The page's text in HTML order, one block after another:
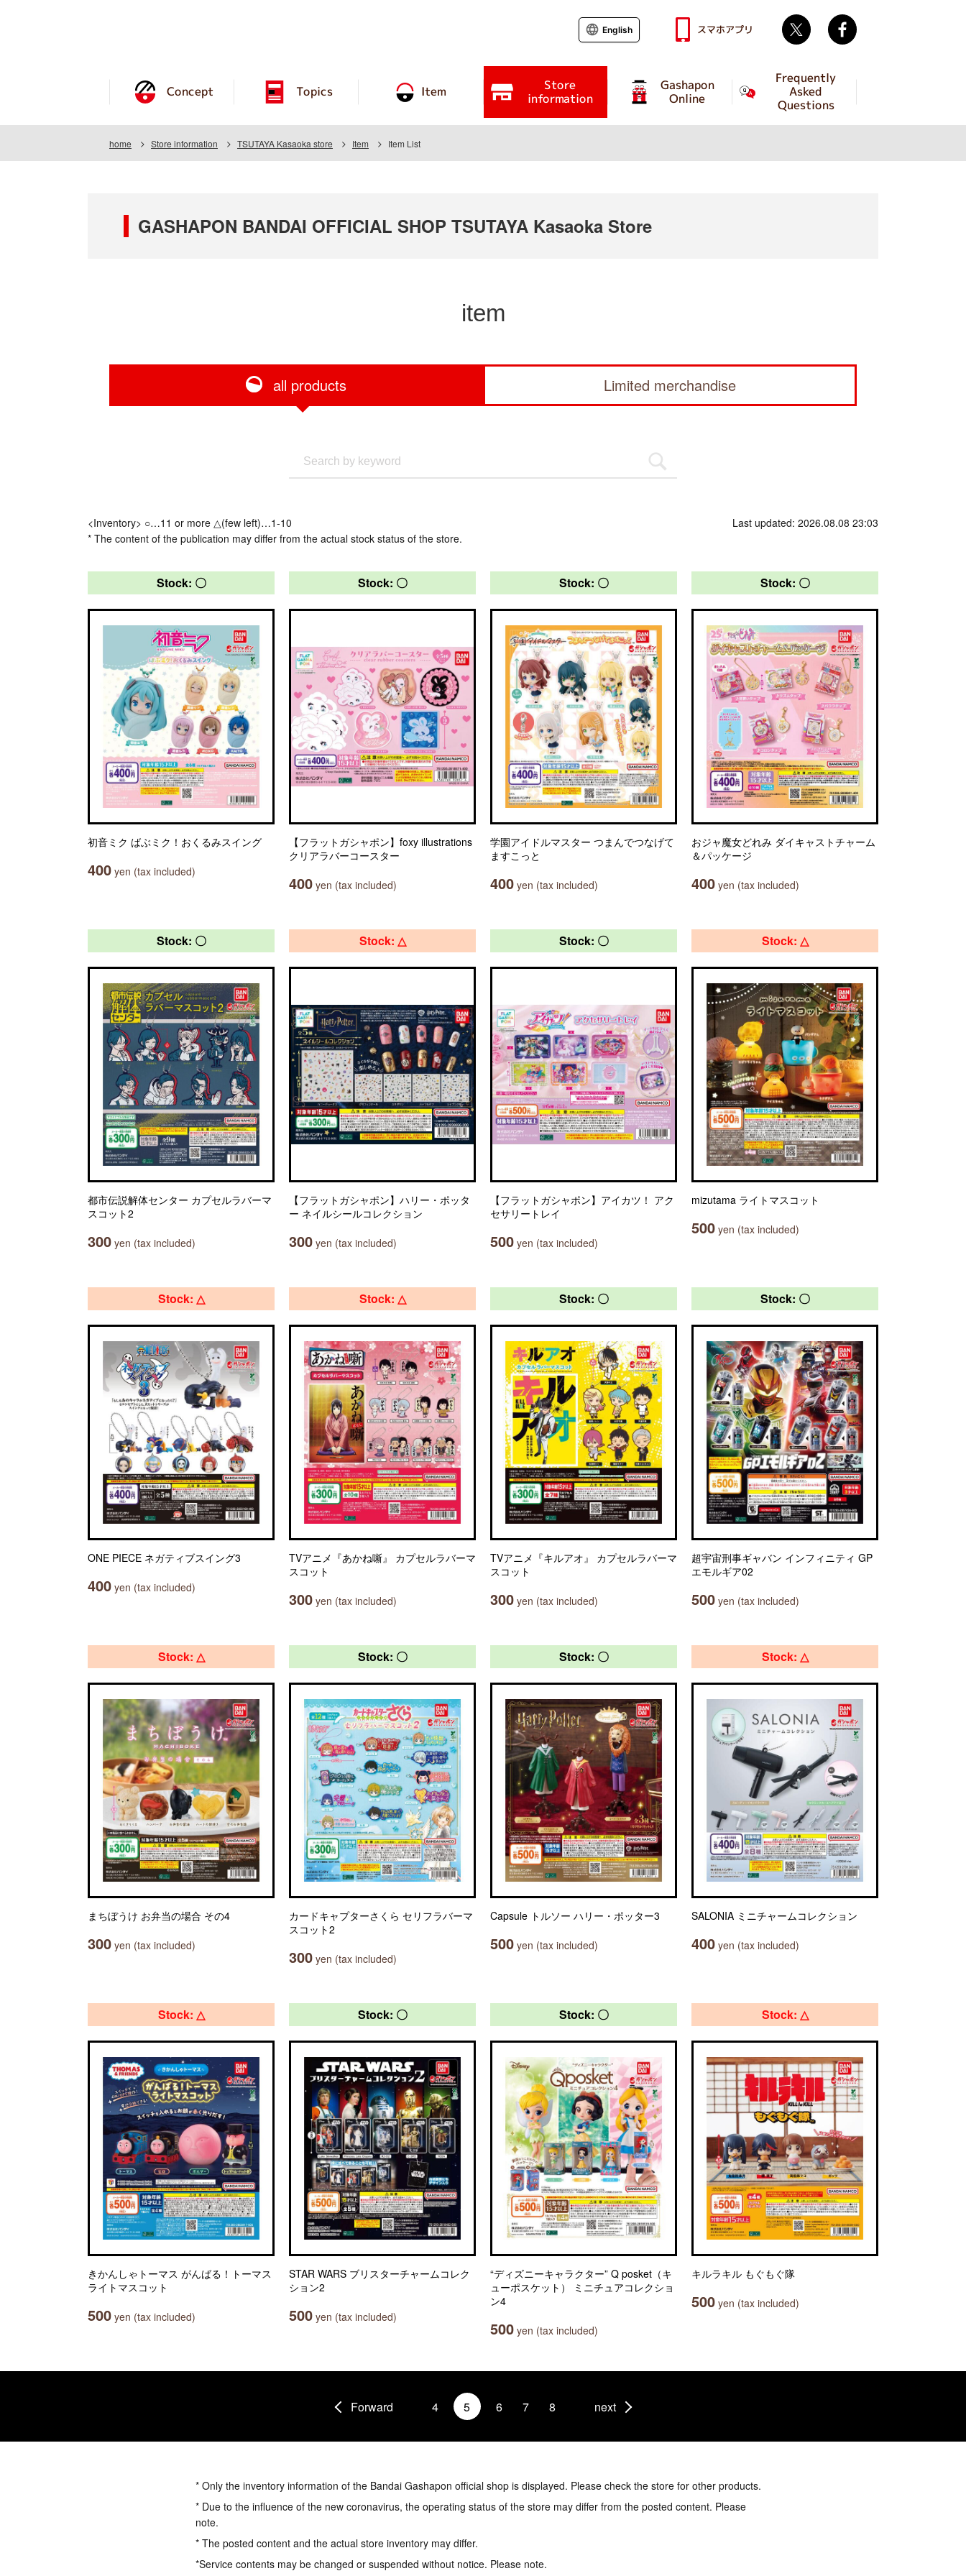
Concept Topics Item Store
information
Gashapon
Online
Frequently
Asked
Questions
English スマホアプリ Twitter
home Store information TSUTAYA Kasaoka store Item Item List
GASHAPON BANDAI OFFICIAL SHOP TSUTAYA Kasaoka Store
item
all products Limited merchandise
<Inventory> ○…11 or more △(few left)…1-10
* The content of the publication may differ from the actual stock status of the store.
Last updated: 2026.08.08 23:03
Stock: 〇
初音ミク ばぶミク！おくるみスイング
400 yen (tax included)
Stock: 〇
【フラットガシャポン】foxy illustrations
クリアラバーコースター
400 yen (tax included)
Stock: 〇
学園アイドルマスター つまんでつなげて
ますこっと
400 yen (tax included)
Stock: 〇
おジャ魔女どれみ ダイキャストチャーム
＆パッケージ
400 yen (tax included)
Stock: 〇
都市伝説解体センター カプセルラバーマ
スコット2
300 yen (tax included)
Stock: △
【フラットガシャポン】ハリー・ポッタ
ー ネイルシールコレクション
300 yen (tax included)
Stock: 〇
【フラットガシャポン】アイカツ！ アク
セサリートレイ
500 yen (tax included)
Stock: △
mizutama ライトマスコット
500 yen (tax included)
Stock: △
ONE PIECE ネガティブスイング3
400 yen (tax included)
Stock: △
TVアニメ『あかね噺』 カプセルラバーマ
スコット
300 yen (tax included)
Stock: 〇
TVアニメ『キルアオ』 カプセルラバーマ
スコット
300 yen (tax included)
Stock: 〇
超宇宙刑事ギャバン インフィニティ GP
エモルギア02
500 yen (tax included)
Stock: △
まちぼうけ お弁当の場合 その4
300 yen (tax included)
Stock: 〇
カードキャプターさくら セリフラバーマ
スコット2
300 yen (tax included)
Stock: 〇
Capsule トルソー ハリー・ポッター3
500 yen (tax included)
Stock: △
SALONIA ミニチャームコレクション
400 yen (tax included)
Stock: △
きかんしゃトーマス がんばる！トーマス
ライトマスコット
500 yen (tax included)
Stock: 〇
STAR WARS ブリスターチャームコレク
ション2
500 yen (tax included)
Stock: 〇
“ディズニーキャラクター” Q posket（キ
ューポスケット） ミニチュアコレクショ
ン4
500 yen (tax included)
Stock: △
キルラキル もぐもぐ隊
500 yen (tax included)
Forward 4 5 6 7 8 next
* Only the inventory information of the Bandai Gashapon official shop is displayed. Please check the store for other products.
* Due to the influence of the new coronavirus, the operating status of the store may differ from the posted content. Please
note.
* The posted content and the actual store inventory may differ.
*Service contents may be changed or suspended without notice. Please note.